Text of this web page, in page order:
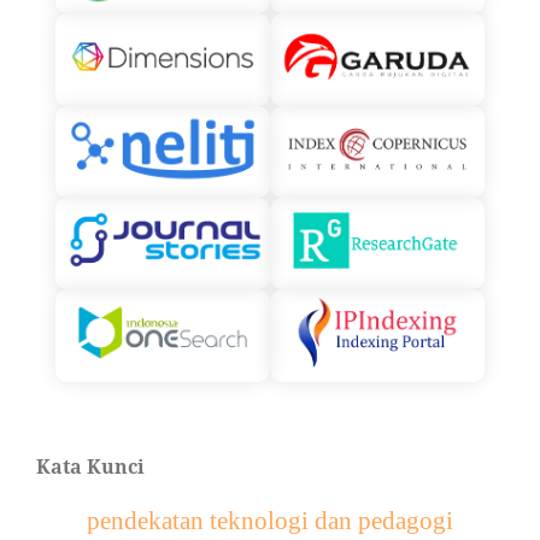
Kata Kunci
pendekatan teknologi dan pedagogi